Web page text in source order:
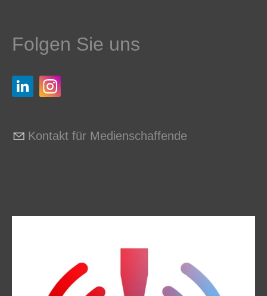
Folgen Sie uns
Kontakt für Medienschaffende